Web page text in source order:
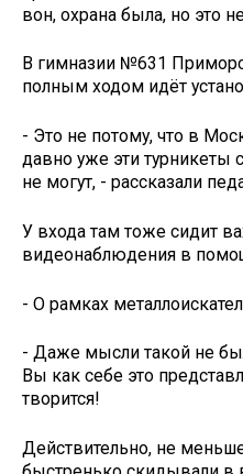
вон, охрана была, но это
В гимназии №631
полным ходом идёт
- Это не потому, что в
давно уже эти турникеты
не могут, - рассказали
У входа там тоже сидит
видеонаблюдения в
- О рамках
- Даже мысли такой не
Вы как себе это
творится!
Действительно, не